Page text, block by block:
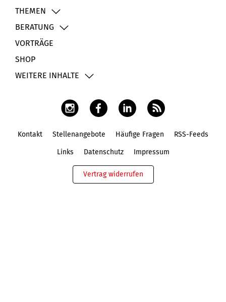
THEMEN
BERATUNG
VORTRÄGE
SHOP
WEITERE INHALTE
Kontakt Stellenangebote Häufige Fragen RSS-Feeds
Links Datenschutz Impressum
Vertrag widerrufen